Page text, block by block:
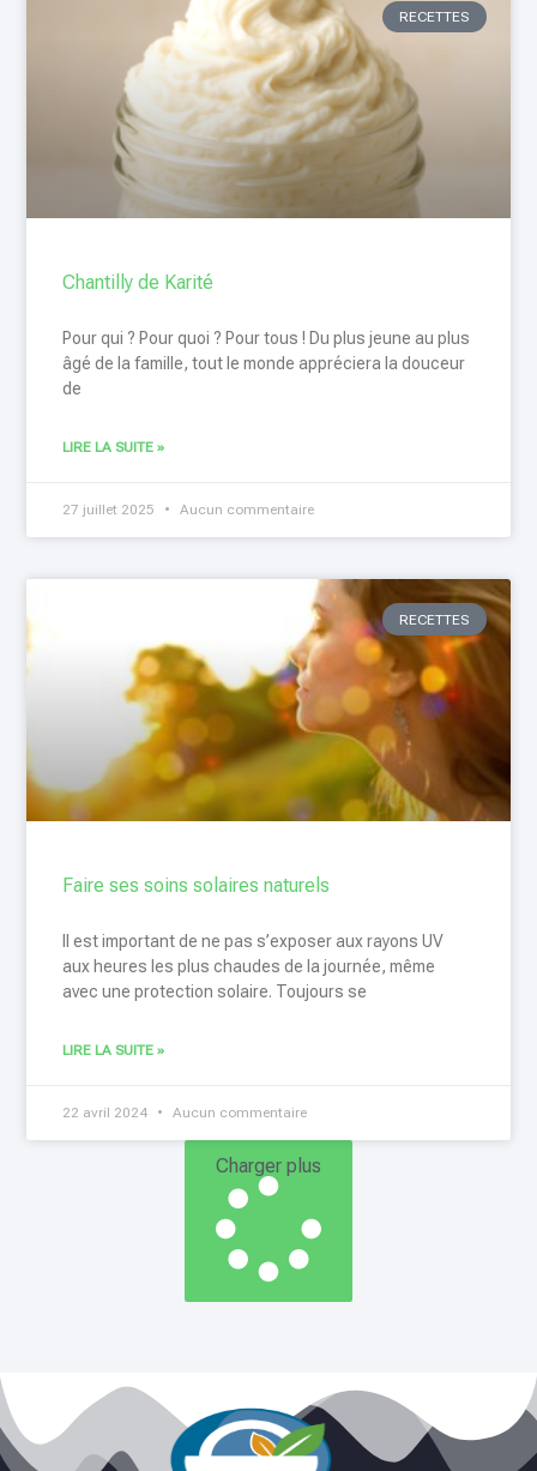
RECETTES
Chantilly de Karité
Pour qui ? Pour quoi ? Pour tous ! Du plus jeune au plus
âgé de la famille, tout le monde appréciera la douceur
de
LIRE LA SUITE »
27 juillet 2025 Aucun commentaire
RECETTES
Faire ses soins solaires naturels
Il est important de ne pas s’exposer aux rayons UV
aux heures les plus chaudes de la journée, même
avec une protection solaire. Toujours se
LIRE LA SUITE »
22 avril 2024 Aucun commentaire
Charger plus